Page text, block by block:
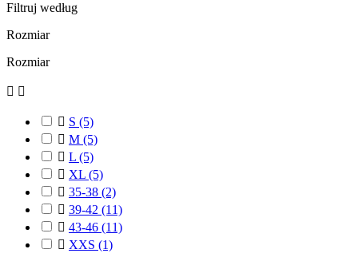
Filtruj według
Rozmiar
Rozmiar
 
 S (5)
 M (5)
 L (5)
 XL (5)
 35-38 (2)
 39-42 (11)
 43-46 (11)
 XXS (1)